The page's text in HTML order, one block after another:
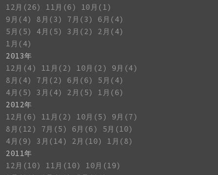
12月(26)
11月(6)
10月(1)
9月(4)
8月(3) 7月(3)
6月(4)
5月(5)
4月(5) 3月(2)
2月(4)
1月(4)
2013年
12月(4)
11月(2) 10月(2)
9月(4)
8月(4)
7月(2) 6月(6)
5月(4)
4月(5)
3月(4) 2月(5)
1月(6)
2012年
12月(6)
11月(2) 10月(5)
9月(7)
8月(12)
7月(5) 6月(6)
5月(10)
4月(9)
3月(14) 2月(10)
1月(8)
2011年
12月(10)
11月(10)
10月(19)